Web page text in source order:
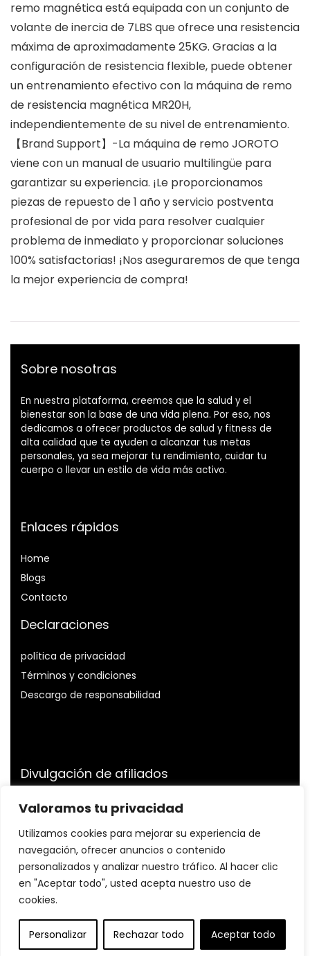
Valoramos tu privacidad
Utilizamos cookies para mejorar su experiencia de
navegación, ofrecer anuncios o contenido
personalizados y analizar nuestro tráfico. Al hacer clic
en "Aceptar todo", usted acepta nuestro uso de
cookies.
Personalizar Rechazar todo Aceptar todo
remo magnética está equipada con un conjunto de
volante de inercia de 7LBS que ofrece una resistencia
máxima de aproximadamente 25KG. Gracias a la
configuración de resistencia flexible, puede obtener
un entrenamiento efectivo con la máquina de remo
de resistencia magnética MR20H,
independientemente de su nivel de entrenamiento.
【Brand Support】-La máquina de remo JOROTO
viene con un manual de usuario multilingüe para
garantizar su experiencia. ¡Le proporcionamos
piezas de repuesto de 1 año y servicio postventa
profesional de por vida para resolver cualquier
problema de inmediato y proporcionar soluciones
100% satisfactorias! ¡Nos aseguraremos de que tenga
la mejor experiencia de compra!
Sobre nosotras
En nuestra plataforma, creemos que la salud y el
bienestar son la base de una vida plena. Por eso, nos
dedicamos a ofrecer productos de salud y fitness de
alta calidad que te ayuden a alcanzar tus metas
personales, ya sea mejorar tu rendimiento, cuidar tu
cuerpo o llevar un estilo de vida más activo.
Enlaces rápidos
Home
Blogs
Contacto
Declaraciones
política de privacidad
Términos y condiciones
Descargo de responsabilidad
Divulgación de afiliados
Divulgación:Somos participantes del Programa de
Asociados de Amazon Services LLC, un programa de
publicidad de afiliados diseñado para proporcionarnos
un medio para ganar tarifas al vincularnos a Amazon.es
y sitios afiliados.
© Profitnessfit.com. Todos los derechos reservados.